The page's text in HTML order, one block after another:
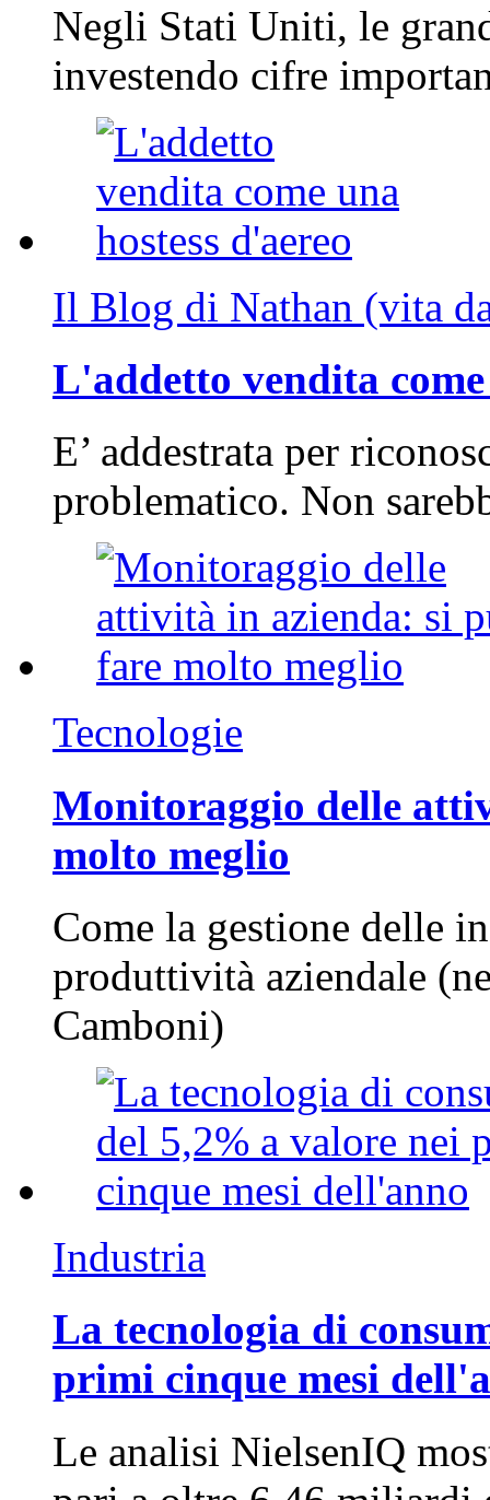
Negli Stati Uniti, le
investendo cifre
Il Blog di Nathan (vita
L'addetto vendita
E’ addestrata per
problematico. Non
Tecnologie
Monitoraggio delle
molto meglio
Come la gestione delle
produttività aziendale
Camboni)
Industria
La tecnologia di
primi cinque mesi
Le analisi NielsenIQ